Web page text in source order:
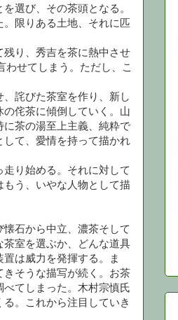
選び、その茶頭となる。
限りある土地、それに匹
り、秀吉を茶に熱中させ
せてしまう。ただし、こ
詫びた茶室を作り、新し
侘茶に傾倒していく。山
に茶の湯至上主義、純粋で
て、愛情を持って描かれ
り始める。それに対して
う、いやな人物として描
石から中立、濃茶そして
室を選ぶか、どんな道具
は威力を発揮する。ま
そうな描写が続く。お茶
てしまった。木村宗慎氏
。これから注目していき